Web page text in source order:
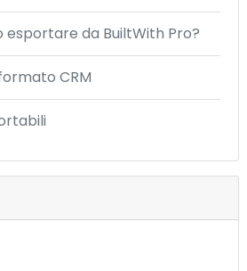
esportare da BuiltWith Pro?
CRM